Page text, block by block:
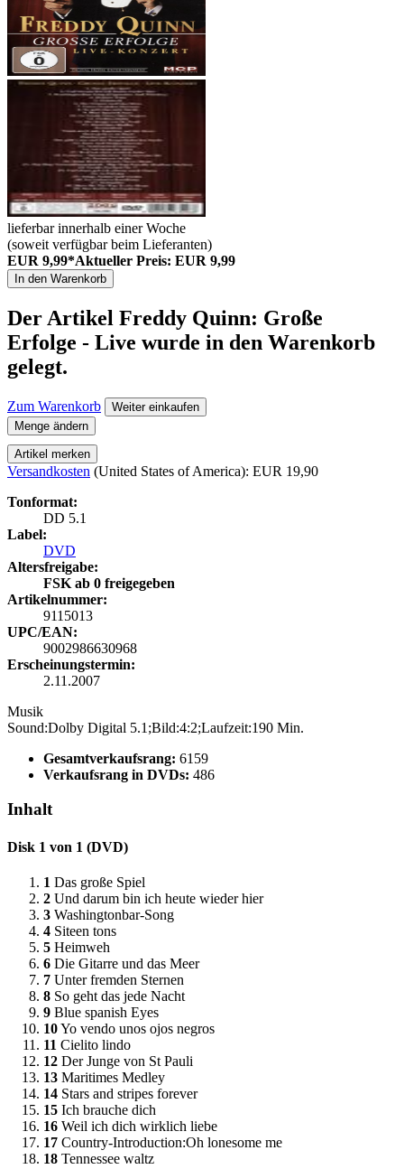
lieferbar innerhalb einer Woche
(soweit verfügbar beim Lieferanten)
EUR 9,99*Aktueller Preis: EUR 9,99
In den Warenkorb
Der Artikel Freddy Quinn: Große
Erfolge - Live wurde in den Warenkorb
gelegt.
Zum Warenkorb
Weiter einkaufen
Menge ändern
Artikel merken
Versandkosten (United States of America): EUR 19,90
Tonformat:
DD 5.1
Label:
DVD
Altersfreigabe:
FSK ab 0 freigegeben
Artikelnummer:
9115013
UPC/EAN:
9002986630968
Erscheinungstermin:
2.11.2007
Musik
Sound:Dolby Digital 5.1;Bild:4:2;Laufzeit:190 Min.
Gesamtverkaufsrang: 6159
Verkaufsrang in DVDs: 486
Inhalt
Disk 1 von 1 (DVD)
1 Das große Spiel
2 Und darum bin ich heute wieder hier
3 Washingtonbar-Song
4 Siteen tons
5 Heimweh
6 Die Gitarre und das Meer
7 Unter fremden Sternen
8 So geht das jede Nacht
9 Blue spanish Eyes
10Yo vendo unos ojos negros
11 Cielito lindo
12 Der Junge von St Pauli
13 Maritimes Medley
14 Stars and stripes forever
15 Ich brauche dich
16 Weil ich dich wirklich liebe
17 Country-Introduction:Oh lonesome me
18 Tennessee waltz